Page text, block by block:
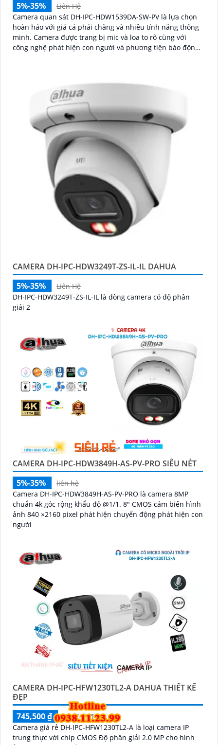
5%-35%
Liên Hệ
Camera quan sát DH-IPC-HDW1539DA-SW-PV là lựa chọn
hoàn hảo với giá cả phải chăng và nhiều tính năng thông
minh. Camera được trang bị mic và loa to rõ cùng với
công nghệ phát hiện con người và phương tiện báo động
CAMERA DH-IPC-HDW3249T-ZS-IL-IL DAHUA
5%-35%
Liên Hệ
DH-IPC-HDW3249T-ZS-IL-IL là dòng camera có độ phân
giải 2
CAMERA DH-IPC-HDW3849H-AS-PV-PRO SIÊU NÉT
5%-35%
liên hệ
Camera DH-IPC-HDW3849H-AS-PV-PRO là camera 8MP
chuẩn 4k góc rộng khẩu độ @1/1. 8" CMOS cảm biến hình
ảnh 840 ×2160 pixel phát hiện chuyển động phát hiện con
người
CAMERA DH-IPC-HFW1230TL2-A DAHUA THIẾT KẾ
ĐẸP
745,500 ₫
100,000 ₫
Camera giá rẻ DH-IPC-HFW1230TL2-A là loại camera IP
trung thực với chip CMOS Độ phân giải 2.0 MP cho hình